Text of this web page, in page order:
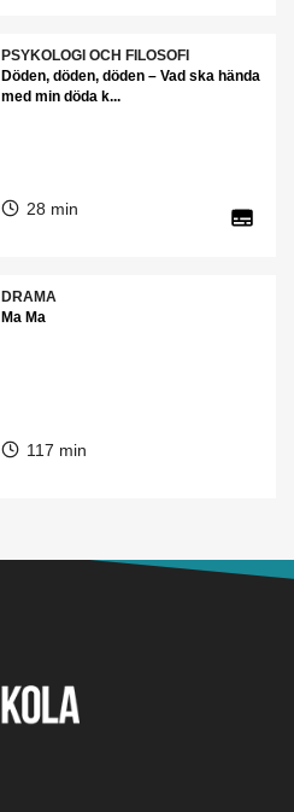
PSYKOLOGI OCH FILOSOFI
Döden, döden, döden – Vad ska hända
med min döda k...
28 min
DRAMA
Ma Ma
117 min